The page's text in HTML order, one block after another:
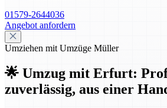
01579-2644036
Angebot anfordern
Umziehen mit Umzüge Müller
🌟 Umzug mit Erfurt:
zuverlässig, aus einer